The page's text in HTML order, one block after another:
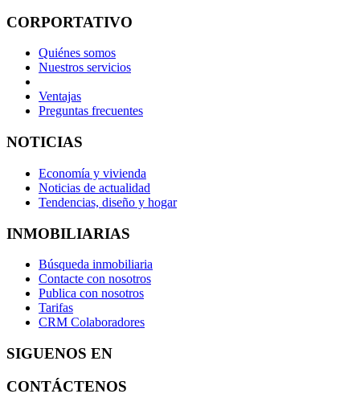
CORPORTATIVO
Quiénes somos
Nuestros servicios
Ventajas
Preguntas frecuentes
NOTICIAS
Economía y vivienda
Noticias de actualidad
Tendencias, diseño y hogar
INMOBILIARIAS
Búsqueda inmobiliaria
Contacte con nosotros
Publica con nosotros
Tarifas
CRM Colaboradores
SIGUENOS EN
CONTÁCTENOS